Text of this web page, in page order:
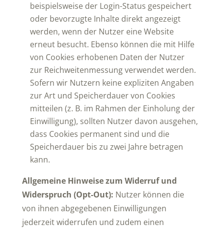
beispielsweise der Login-Status gespeichert
oder bevorzugte Inhalte direkt angezeigt
werden, wenn der Nutzer eine Website
erneut besucht. Ebenso können die mit Hilfe
von Cookies erhobenen Daten der Nutzer
zur Reichweitenmessung verwendet werden.
Sofern wir Nutzern keine expliziten Angaben
zur Art und Speicherdauer von Cookies
mitteilen (z. B. im Rahmen der Einholung der
Einwilligung), sollten Nutzer davon ausgehen,
dass Cookies permanent sind und die
Speicherdauer bis zu zwei Jahre betragen
kann.
Allgemeine Hinweise zum Widerruf und
Widerspruch (Opt-Out): Nutzer können die
von ihnen abgegebenen Einwilligungen
jederzeit widerrufen und zudem einen